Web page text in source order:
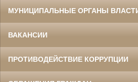
МУНИЦИПАЛЬНЫЕ ОРГАНЫ
ВАКАНСИИ
ПРОТИВОДЕЙСТВИЕ КОРРУПЦИИ